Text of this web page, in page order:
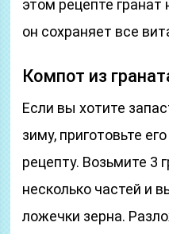
этом рецепте гранат
он сохраняет все
Компот из
Если вы хотите
зиму, приготовьте
рецепту. Возьмите 3
несколько частей и
ложечки зерна.